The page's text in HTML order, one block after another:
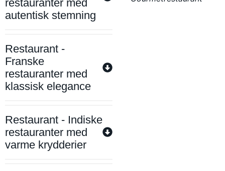
restauranter med
autentisk stemning
Restaurant -
Franske
restauranter med
klassisk elegance
Restaurant - Indiske
restauranter med
varme krydderier